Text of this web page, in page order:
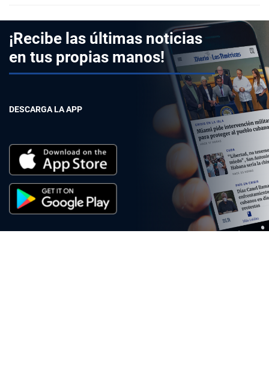
¡Recibe las últimas noticias
en tus propias manos!
DESCARGA LA APP